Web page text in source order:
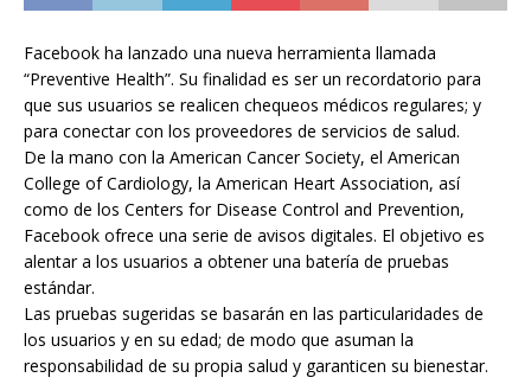
Facebook ha lanzado una nueva herramienta llamada
“Preventive Health”. Su finalidad es ser un recordatorio para
que sus usuarios se realicen chequeos médicos regulares; y
para conectar con los proveedores de servicios de salud.
De la mano con la American Cancer Society, el American
College of Cardiology, la American Heart Association, así
como de los Centers for Disease Control and Prevention,
Facebook ofrece una serie de avisos digitales. El objetivo es
alentar a los usuarios a obtener una batería de pruebas
estándar.
Las pruebas sugeridas se basarán en las particularidades de
los usuarios y en su edad; de modo que asuman la
responsabilidad de su propia salud y garanticen su bienestar.